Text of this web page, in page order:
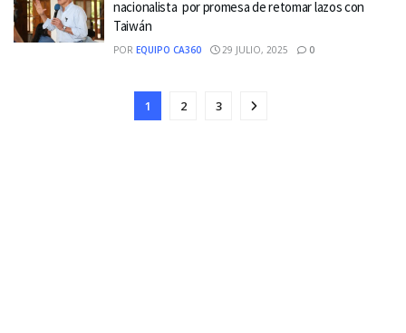
nacionalista por promesa de retomar lazos con
Taiwán
POR EQUIPO CA360 29 JULIO, 2025 0
1 2 3